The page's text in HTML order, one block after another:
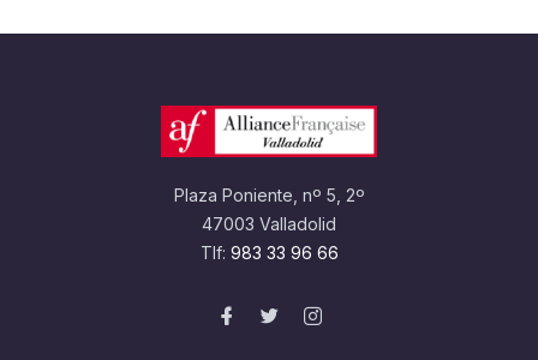
Plaza Poniente, nº 5, 2º
47003 Valladolid
Tlf: 983 33 96 66